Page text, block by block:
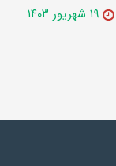
۱۹ شهریور ۱۴۰۳